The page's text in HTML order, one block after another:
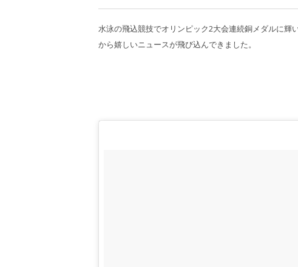
水泳の飛込競技でオリンピック2大会連続銅メダルに
から嬉しいニュースが飛び込んできました。